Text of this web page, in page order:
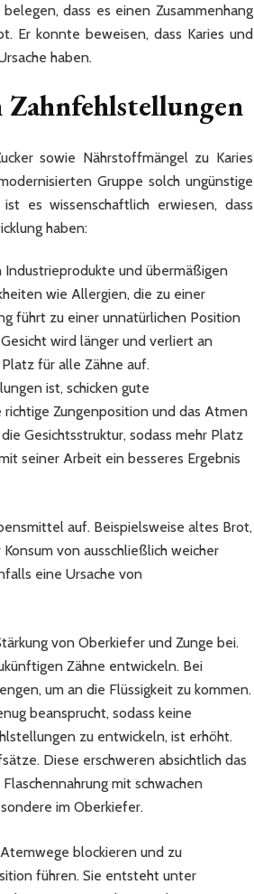
dass es einen Zusammenhang
Er konnte beweisen, dass Karies und
haben.
Zahnfehlstellungen
sowie Nährstoffmängel zu Karies
Gruppe solch ungünstige
es wissenschaftlich erwiesen, dass
haben:
und übermäßigen
wie Allergien, die zu einer
führt zu einer unnatürlichen Position
wird länger und verliert an
für alle Zähne auf.
ist, schicken gute
Zungenposition und das Atmen
Gesichtsstruktur, sodass mehr Platz
seiner Arbeit ein besseres Ergebnis
auf. Beispielsweise altes Brot,
von ausschließlich weicher
eine Ursache von
von Oberkiefer und Zunge bei.
Zähne entwickeln. Bei
um an die Flüssigkeit zu kommen.
beansprucht, sodass keine
zu entwickeln, ist erhöht.
Diese erschweren absichtlich das
mit schwachen
im Oberkiefer.
blockieren und zu
führen. Sie entsteht unter